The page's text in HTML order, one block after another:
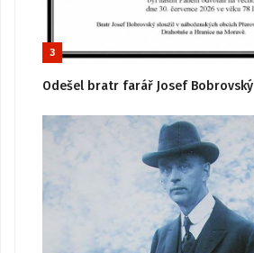
3
Odešel bratr farář Josef Bobrovský